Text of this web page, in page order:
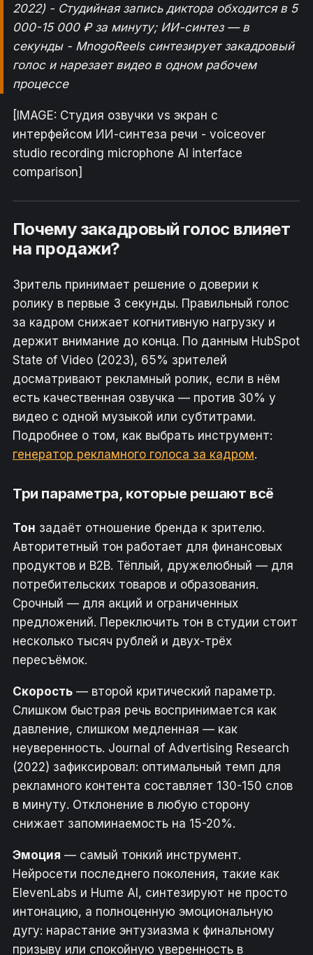
2022) - Студийная запись диктора обходится в 5
000-15 000 ₽ за минуту; ИИ-синтез — в
секунды - MnogoReels синтезирует закадровый
голос и нарезает видео в одном рабочем
процессе
[IMAGE: Студия озвучки vs экран с
интерфейсом ИИ-синтеза речи - voiceover
studio recording microphone AI interface
comparison]
Почему закадровый голос влияет
на продажи?
Зритель принимает решение о доверии к
ролику в первые 3 секунды. Правильный голос
за кадром снижает когнитивную нагрузку и
держит внимание до конца. По данным HubSpot
State of Video (2023), 65% зрителей
досматривают рекламный ролик, если в нём
есть качественная озвучка — против 30% у
видео с одной музыкой или субтитрами.
Подробнее о том, как выбрать инструмент:
генератор рекламного голоса за кадром.
Три параметра, которые решают всё
Тон задаёт отношение бренда к зрителю.
Авторитетный тон работает для финансовых
продуктов и B2B. Тёплый, дружелюбный — для
потребительских товаров и образования.
Срочный — для акций и ограниченных
предложений. Переключить тон в студии стоит
несколько тысяч рублей и двух-трёх
пересъёмок.
Скорость— второй критический параметр.
Слишком быстрая речь воспринимается как
давление, слишком медленная — как
неуверенность. Journal of Advertising Research
(2022) зафиксировал: оптимальный темп для
рекламного контента составляет 130-150 слов
в минуту. Отклонение в любую сторону
снижает запоминаемость на 15-20%.
Эмоция — самый тонкий инструмент.
Нейросети последнего поколения, такие как
ElevenLabs и Hume AI, синтезируют не просто
интонацию, а полноценную эмоциональную
дугу: нарастание энтузиазма к финальному
призыву или спокойную уверенность в